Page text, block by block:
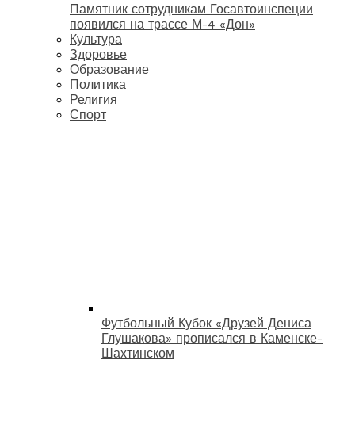
Памятник сотрудникам Госавтоинспеции
появился на трассе М-4 «Дон»
Культура
Здоровье
Образование
Политика
Религия
Спорт
Футбольный Кубок «Друзей Дениса
Глушакова» прописался в Каменске-
Шахтинском